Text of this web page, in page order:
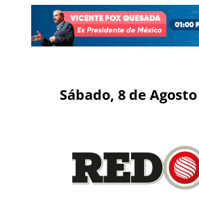
Sábado, 8 de